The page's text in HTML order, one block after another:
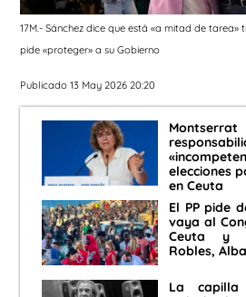
17M.- Sánchez dice que está «a mitad de
pide «proteger» a su Gobierno
Publicado 13 May 2026 20:20
elecciones
en Ceuta
El PP pide
vaya al
Ceuta y
Robles,
La capilla